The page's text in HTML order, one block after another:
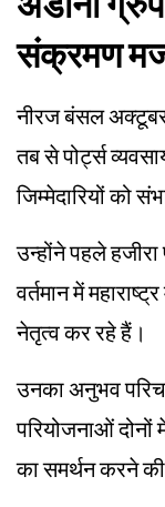
संक्रमण
नीरज बंसल
तब से पोर्ट्स
जिम्मेदारियों को
उन्होंने पहले
वर्तमान में
नेतृत्व कर रहे हैं।
उनका अनुभव
परियोजनाओं दोनों
का समर्थन करने की